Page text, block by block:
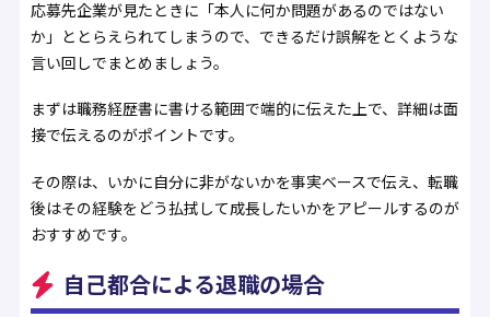
応募先企業が見たときに「本人に何か問題があるのではない
か」ととらえられてしまうので、できるだけ誤解をとくような
言い回しでまとめましょう。
まずは職務経歴書に書ける範囲で端的に伝えた上で、詳細は面
接で伝えるのがポイントです。
その際は、いかに自分に非がないかを事実ベースで伝え、転職
後はその経験をどう払拭して成長したいかをアピールするのが
おすすめです。
自己都合による退職の場合